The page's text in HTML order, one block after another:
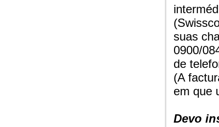
suas
0900/
de
(A
em que
Devo